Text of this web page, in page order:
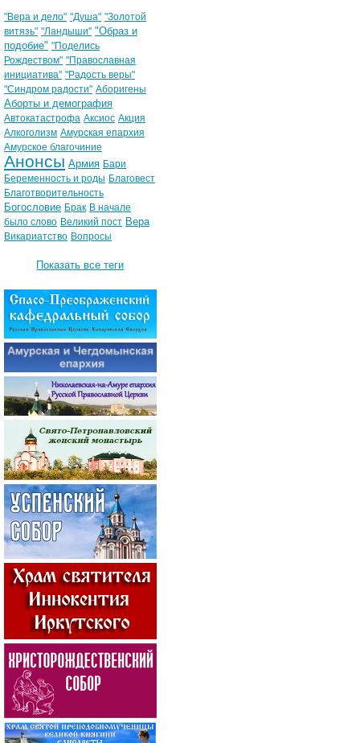
"Вера и дело" "Душа" "Золотой
витязь" "Ландыши" "Образ и
подобие" "Поделись
Рождеством" "Православная
инициатива" "Радость веры"
"Синдром радости" Аборигены
Аборты и демография
Автокатастрофа Аксиос Акция
Алкоголизм Амурская епархия
Амурское благочиние
Анонсы Армия Бари
Беременность и роды Благовест
Благотворительность
Богословие Брак В начале
было слово Великий пост Вера
Викариатство Вопросы
Показать все теги